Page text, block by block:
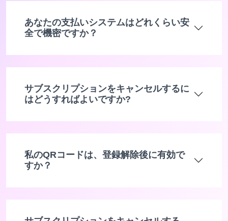
あなたの支払いシステムはどれくらい安
全で機密ですか？
サブスクリプションをキャンセルするに
はどうすればよいですか?
私のQRコードは、登録解除後に有効で
すか？